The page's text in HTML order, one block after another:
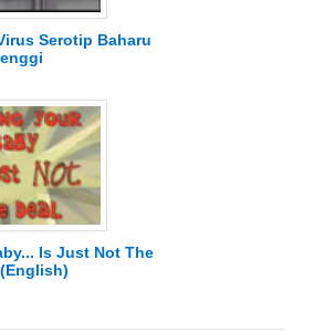
Serotip Baharu
Is Just Not The